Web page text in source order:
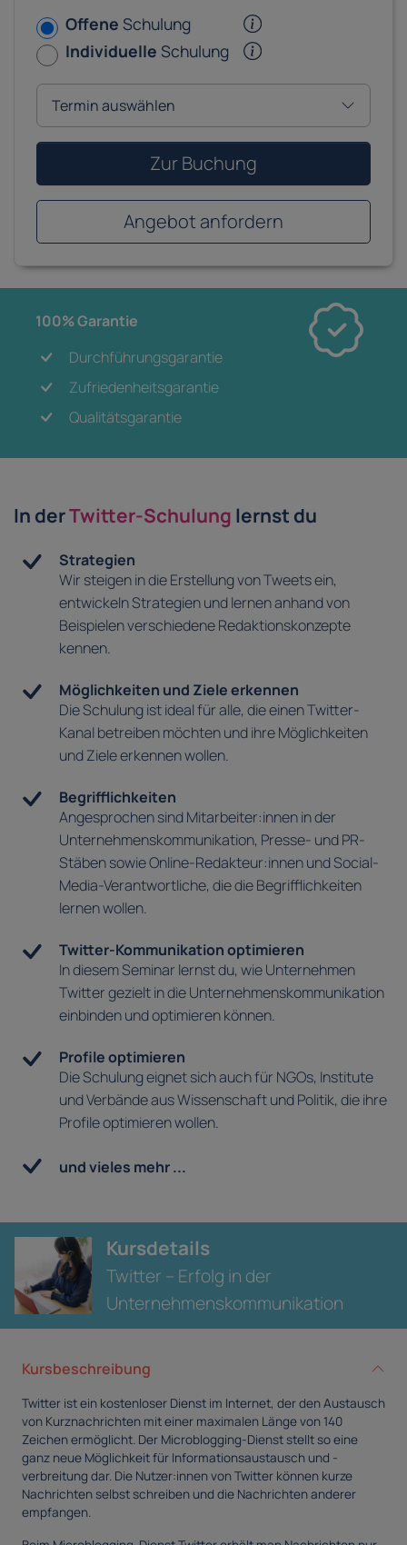
In derTwitter-Schulung lernst du
Strategien
Wir steigen in die Erstellung von Tweets ein,
entwickeln Strategien und lernen anhand von
Beispielen verschiedene Redaktionskonzepte
kennen.
Möglichkeiten und Ziele erkennen
Die Schulung ist ideal für alle, die einen Twitter-
Kanal betreiben möchten und ihre Möglichkeiten
und Ziele erkennen wollen.
Begrifflichkeiten
Angesprochen sind Mitarbeiter:innen in der
Unternehmenskommunikation, Presse- und PR-
Stäben sowie Online-Redakteur:innen und Social-
Media-Verantwortliche, die die Begrifflichkeiten
lernen wollen.
Twitter-Kommunikation optimieren
In diesem Seminar lernst du, wie Unternehmen
Twitter gezielt in die Unternehmenskommunikation
einbinden und optimieren können.
Profile optimieren
Die Schulung eignet sich auch für NGOs, Institute
und Verbände aus Wissenschaft und Politik, die ihre
Profile optimieren wollen.
und vieles mehr ...
Kursdetails
Twitter – Erfolg in der
Unternehmenskommunikation
Kursbeschreibung
Twitter ist ein kostenloser Dienst im Internet, der den Austausch
von Kurznachrichten mit einer maximalen Länge von 140
Zeichen ermöglicht. Der Microblogging-Dienst stellt so eine
ganz neue Möglichkeit für Informationsaustausch und -
verbreitung dar. Die Nutzer:innen von Twitter können kurze
Nachrichten selbst schreiben und die Nachrichten anderer
empfangen.
Offene Schulung
Individuelle Schulung
Zur Buchung
Angebot anfordern
100% Garantie
Durchführungsgarantie
Zufriedenheitsgarantie
Qualitätsgarantie